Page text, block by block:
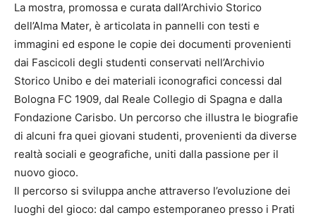
La mostra, promossa e curata dall’Archivio Storico
dell’Alma Mater, è articolata in pannelli con testi e
immagini ed espone le copie dei documenti provenienti
dai Fascicoli degli studenti conservati nell’Archivio
Storico Unibo e dei materiali iconografici concessi dal
Bologna FC 1909, dal Reale Collegio di Spagna e dalla
Fondazione Carisbo. Un percorso che illustra le biografie
di alcuni fra quei giovani studenti, provenienti da diverse
realtà sociali e geografiche, uniti dalla passione per il
nuovo gioco.
Il percorso si sviluppa anche attraverso l’evoluzione dei
luoghi del gioco: dal campo estemporaneo presso i Prati